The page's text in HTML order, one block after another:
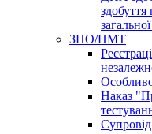
здобуття
ЗНО/НМТ
Наказ